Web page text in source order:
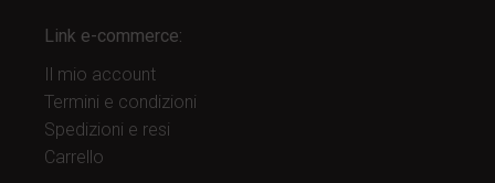
Link e-commerce:
Il mio account
Termini e condizioni
Spedizioni e resi
Carrello